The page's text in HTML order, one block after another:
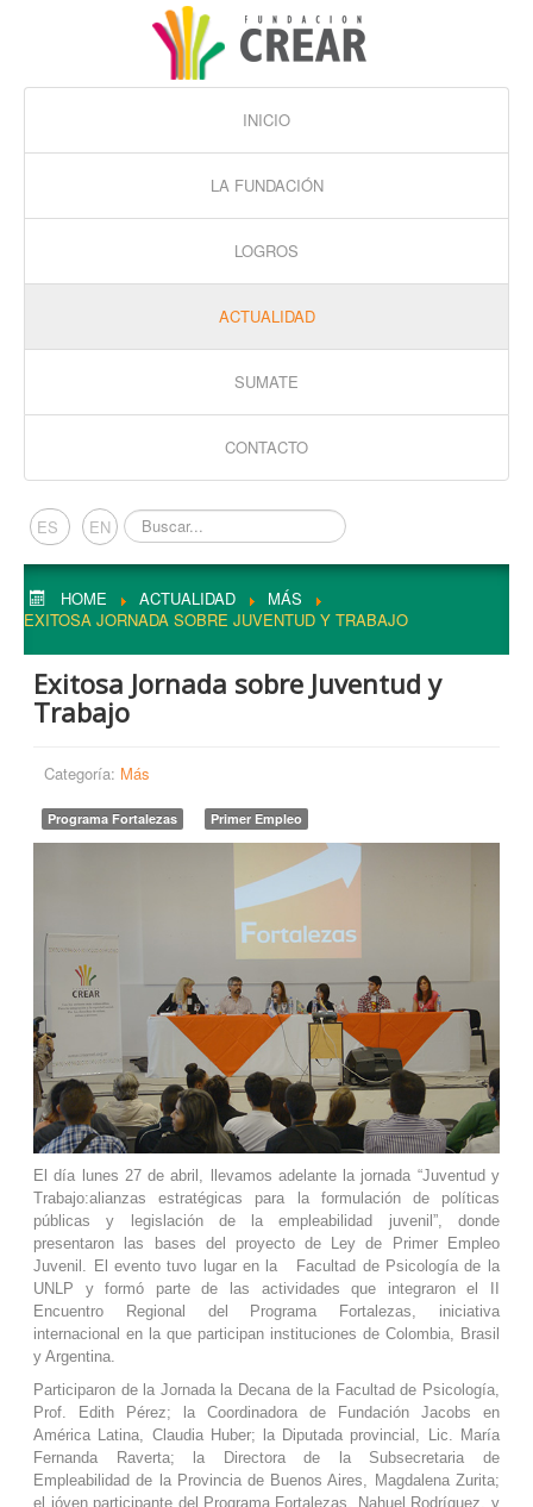
INICIO
LA FUNDACIÓN
LOGROS
ACTUALIDAD
SUMATE
CONTACTO
ES EN Buscar...
HOME ACTUALIDAD
MÁS
EXITOSA JORNADA SOBRE JUVENTUD Y TRABAJO
Exitosa Jornada sobre Juventud y
Trabajo
Categoría: Más
Programa Fortalezas Primer Empleo
El día lunes 27 de abril, llevamos adelante la jornada “Juventud y
Trabajo:a lianzas estratégicas para la formulación de políticas
públicas y legislación de la empleabilidad juvenil”, donde
presentaron las bases del proyecto de Ley de Primer Empleo
Juvenil. El evento tuvo lugar en la Facultad de Psicología de la
UNLP y formó parte de las actividades que integraron el II
Encuentro Regional del Programa Fortalezas, iniciativa
internacional en la que participan instituciones de Colombia, Brasil
y Argentina.
Participaron de la Jornada la Decana de la Facultad de Psicología,
Prof.
Edith Pérez; la Coordinadora de Fundación Jacobs en
América Latina, Claudia Huber; la Diputada provincial,
Lic. María
Fernanda Raverta; la Directora de la Subsecretaria de
Empleabilidad de la Provincia de Buenos Aires, Magdalena Zurita;
el jóven participante del Programa Fortalezas, Nahuel Rodríguez, y